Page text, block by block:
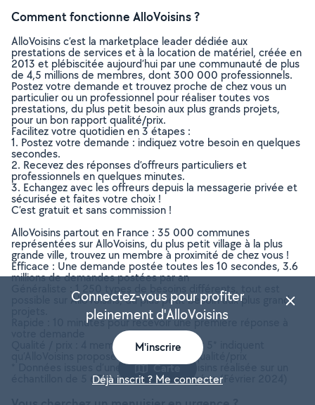
Comment fonctionne AlloVoisins ?
AlloVoisins c’est la marketplace leader dédiée aux
prestations de services et à la location de matériel, créée en
2013 et plébiscitée aujourd’hui par une communauté de plus
de 4,5 millions de membres, dont 300 000 professionnels.
Postez votre demande et trouvez proche de chez vous un
particulier ou un professionnel pour réaliser toutes vos
prestations, du plus petit besoin aux plus grands projets,
pour un bon rapport qualité/prix.
Facilitez votre quotidien en 3 étapes :
1. Postez votre demande : indiquez votre besoin en quelques
secondes.
2. Recevez des réponses d’offreurs particuliers et
professionnels en quelques minutes.
3. Echangez avec les offreurs depuis la messagerie privée et
sécurisée et faites votre choix !
C’est gratuit et sans commission !
AlloVoisins partout en France : 35 000 communes
représentées sur AlloVoisins, du plus petit village à la plus
grande ville, trouvez un membre à proximité de chez vous !
Efficace : Une demande postée toutes les 10 secondes, 3.6
millions de demandes postées par an
Généraliste : 1 250 types de besoins différents, tout est
possible sur AlloVoisins, du plus petit besoin aux plus grands
Rapide : 10 minutes pour recevoir une première réponse à
Qualité / prix : 4 membres AlloVoisins sur 5* indiquent
qu’AlloVoisins propose un bon rapport qualité/prix
* Données issues d’une enquête AlloVoisins réalisée sur un
échantillon de 5 671 personnes interrogées (Février 2024)
Carte
Connectez-vous pour profiter
pleinement d'AlloVoisins
M'inscrire
Déjà inscrit ? Me connecter